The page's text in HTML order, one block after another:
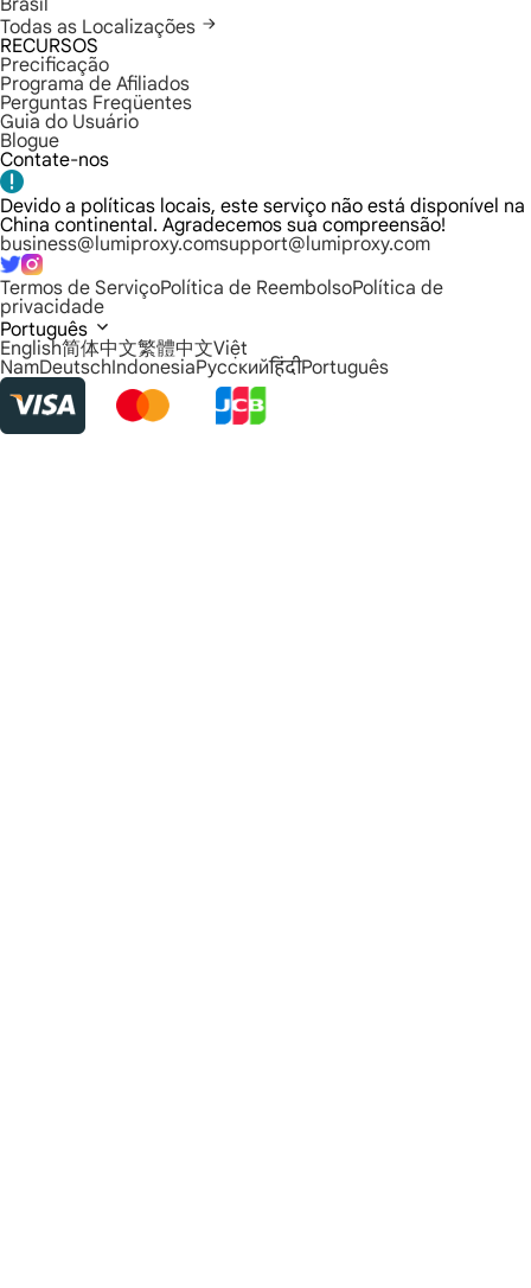
Brasil
Todas as Localizações
RECURSOS
Precificação
Programa de Afiliados
Perguntas Freqüentes
Guia do Usuário
Blogue
Contate-nos
Devido a políticas locais, este serviço não está disponível na
China continental. Agradecemos sua compreensão!
business@lumiproxy.comsupport@lumiproxy.com
Termos de ServiçoPolítica de ReembolsoPolítica de
privacidade
Português
English简体中文繁體中文Việt
NamDeutschIndonesiaРусскийहिंदीPortuguês